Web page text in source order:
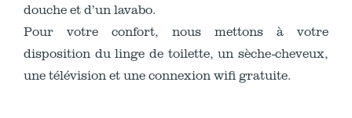
douche et d’un lavabo.
Pour votre confort, nous mettons à votre
disposition du linge de toilette, un sèche-cheveux,
une télévision et une connexion wifi gratuite.